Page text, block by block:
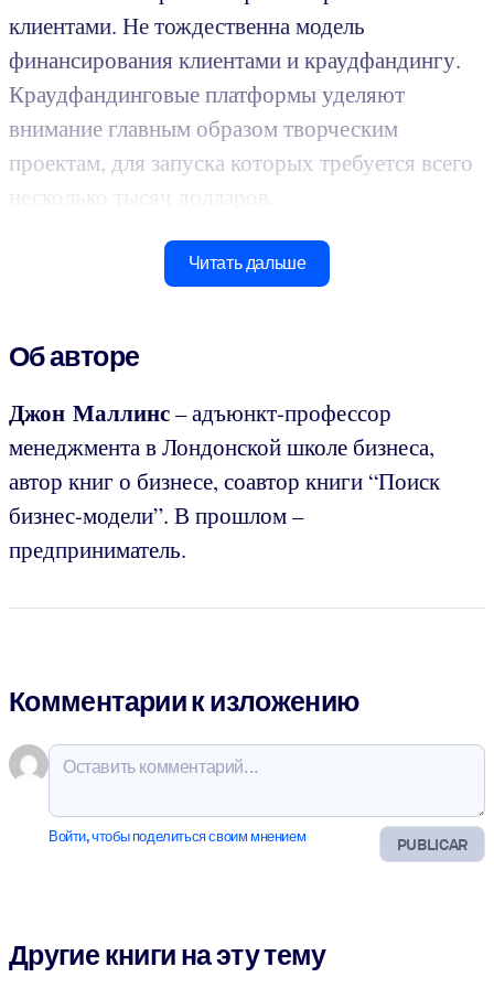
клиентами. Не тождественна модель
финансирования клиентами и краудфандингу.
Краудфандинговые платформы уделяют
внимание главным образом творческим
проектам, для запуска которых требуется всего
Читать дальше
Об авторе
Джон Маллинс– адъюнкт-профессор
менеджмента в Лондонской школе бизнеса,
автор книг о бизнесе, соавтор книги “Поиск
бизнес-модели”. В прошлом –
предприниматель.
Комментарии к изложению
PUBLICAR
Войти, чтобы поделиться своим мнением
Другие книги на эту тему